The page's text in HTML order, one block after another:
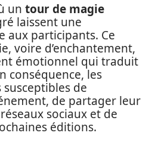
un tour de magie
laissent une
aux participants. Ce
voire d’enchantement,
émotionnel qui traduit
conséquence, les
de
de partager leur
sociaux et de
éditions.